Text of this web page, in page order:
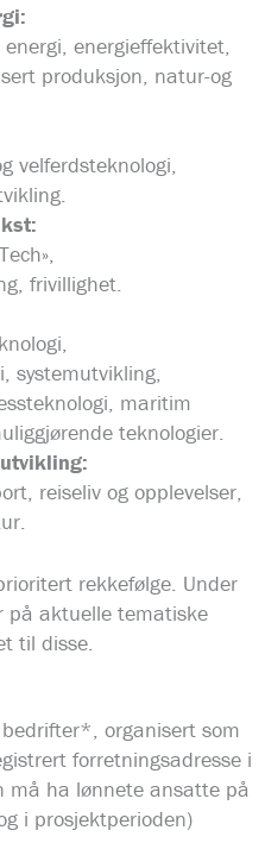
energieffektivitet,
produksjon, natur-og
velferdsteknologi,
frivillighet.
systemutvikling,
maritim
teknologier.
reiseliv og opplevelser,
rekkefølge. Under
på aktuelle tematiske
til disse.
organisert som
forretningsadresse i
må ha lønnete ansatte på
i prosjektperioden)